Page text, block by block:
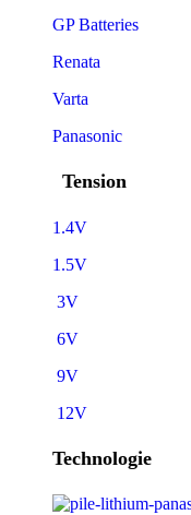
GP Batteries
Renata
Varta
Panasonic
Tension
1.4V
1.5V
3V
6V
9V
12V
Technologie